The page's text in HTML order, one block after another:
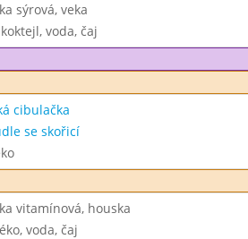
sýrová, veka
voda, čaj
cibulačka
se skořicí
vitamínová, houska
voda, čaj